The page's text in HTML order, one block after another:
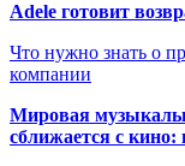
Adele готовит
Что нужно знать о
компании
Мировая
сближается с